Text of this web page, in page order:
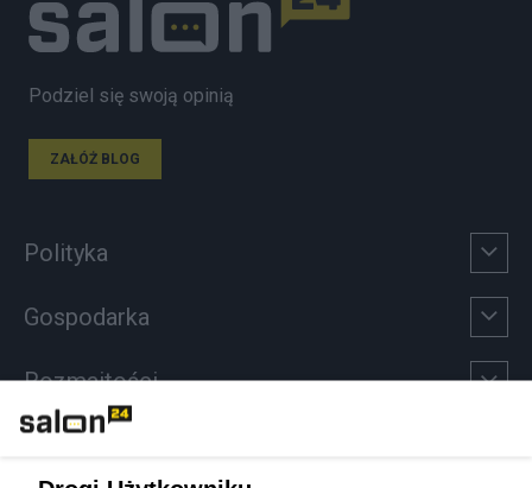
Podziel się swoją opinią
ZAŁÓŻ BLOG
Polityka
Gospodarka
Rozmaitości